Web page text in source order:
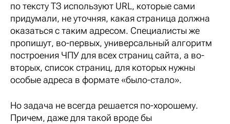
по тексту ТЗ используют URL, которые сами
придумали, не уточняя, какая страница должна
оказаться с таким адресом. Специалисты же
пропишут, во-первых, универсальный алгоритм
построения ЧПУ для всех страниц сайта, а во-
вторых, список страниц, для которых нужны
особые адреса в формате «было-стало».
Но задача не всегда решается по-хорошему.
Причем, даже для такой вроде бы